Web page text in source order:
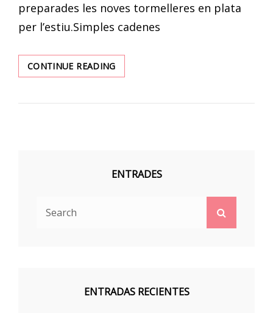
preparades les noves tormelleres en plata
per l’estiu.Simples cadenes
CONTINUE READINGNOVES
TURMELLERES
PER
ENTRADES
ENTRADAS RECIENTES